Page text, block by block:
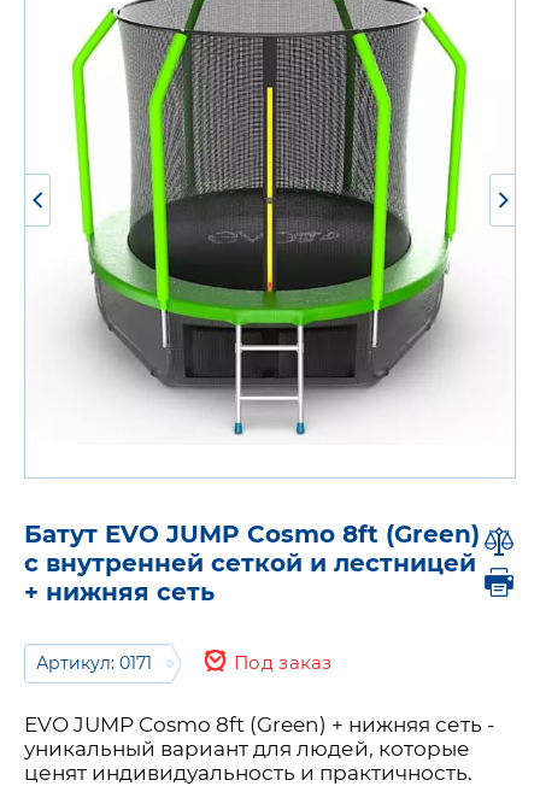
Батут EVO JUMP Cosmo 8ft (Green)
с внутренней сеткой и лестницей
+ нижняя сеть
Артикул: 0171 Под заказ
EVO JUMP Cosmo 8ft (Green) + нижняя сеть -
уникальный вариант для людей, которые
ценят индивидуальность и практичность.